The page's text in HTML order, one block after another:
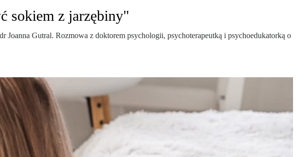
sokiem z jarzębiny"
Gutral. Rozmowa z doktorem psychologii, psychoterapeutką i psychoedukatorką o